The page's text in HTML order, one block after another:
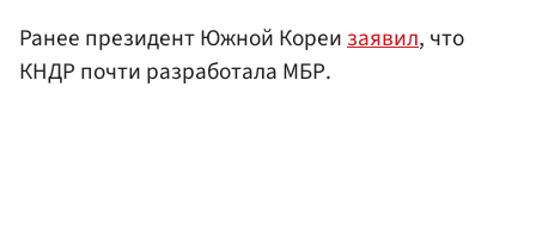
Ранее президент Южной Кореизаявил, что
КНДР почти разработала МБР.